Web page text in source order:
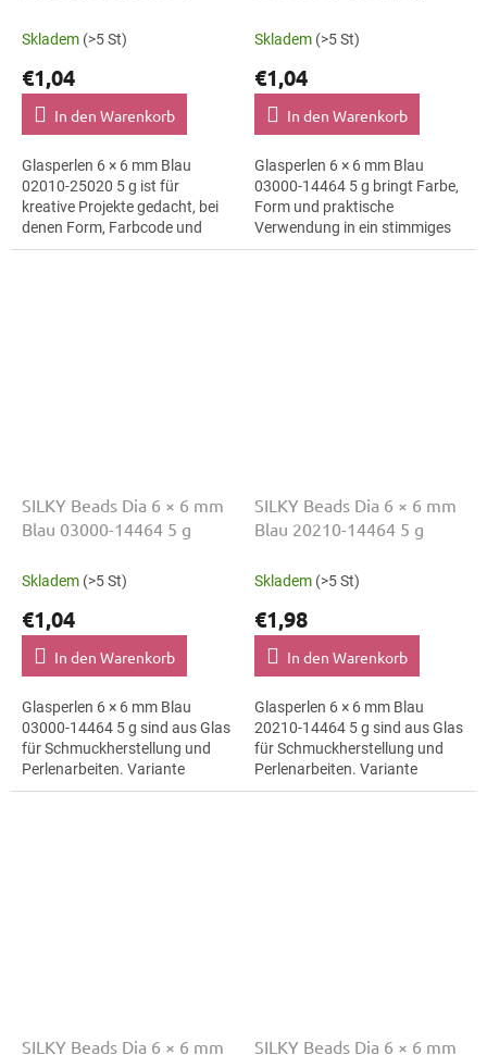
Skladem (>5 St)
€1,04
In den Warenkorb
Glasperlen 6 × 6 mm Blau
02010-25020 5 g ist für
kreative Projekte gedacht, bei
denen Form, Farbcode und
Material klar erkennbar bleiben.
Skladem (>5 St)
€1,04
In den Warenkorb
Glasperlen 6 × 6 mm Blau
03000-14464 5 g bringt Farbe,
Form und praktische
Verwendung in ein stimmiges
Schmuckprojekt. Variante
SILKY Beads Dia 6 × 6 mm
Blau 03000-14464 5 g
Skladem (>5 St)
€1,04
In den Warenkorb
Glasperlen 6 × 6 mm Blau
03000-14464 5 g sind aus Glas
für Schmuckherstellung und
Perlenarbeiten. Variante
03000-14464 eignet sich für
SILKY Beads Dia 6 × 6 mm
Blau 20210-14464 5 g
Skladem (>5 St)
€1,98
In den Warenkorb
Glasperlen 6 × 6 mm Blau
20210-14464 5 g sind aus Glas
für Schmuckherstellung und
Perlenarbeiten. Variante
20210-14464 eignet sich für
SILKY Beads Dia 6 × 6 mm SILKY Beads Dia 6 × 6 mm